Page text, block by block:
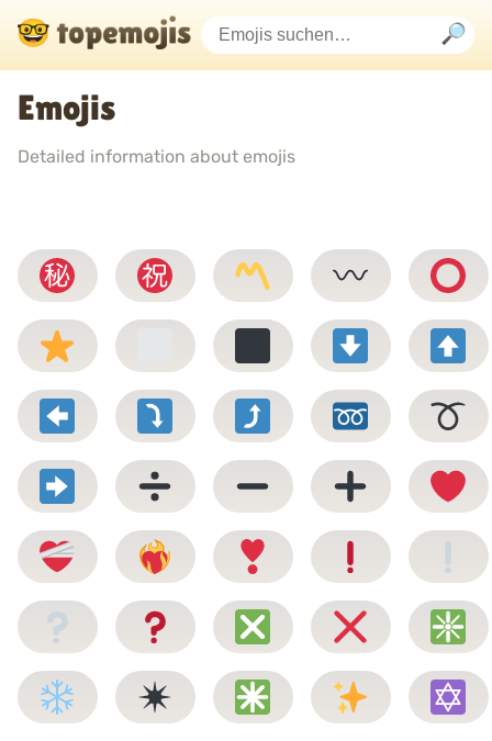
Emojis
Detailed information about emojis